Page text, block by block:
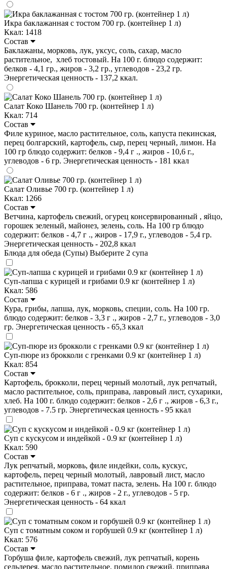
Икра баклажанная с тостом 700 гр. (контейнер 1 л)
Ккал: 1418
Состав
Баклажаны, морковь, лук, уксус, соль, сахар, масло
растительное, хлеб тостовый. На 100 г. блюдо содержит:
белков - 4,1 гр., жиров - 3,2 гр., углеводов - 23,2 гр.
Энергетическая ценность - 137,2 ккал.
Салат Коко Шанель 700 гр. (контейнер 1 л)
Ккал: 714
Состав
Филе куриное, масло растительное, соль, капуста пекинская,
перец болгарский, картофель, сыр, перец черный, лимон. На
100 гр блюдо содержит: белков - 9,4 г ., жиров - 10,6 г.,
углеводов - 6 гр. Энергетическая ценность - 181 ккал
Салат Оливье 700 гр. (контейнер 1 л)
Ккал: 1266
Состав
Ветчина, картофель свежий, огурец консервированный , яйцо,
горошек зеленый, майонез, зелень, соль. На 100 гр блюдо
содержит: белков - 4,7 г ., жиров - 17,9 г., углеводов - 5,4 гр.
Энергетическая ценность - 202,8 ккал
Блюда для обеда (Супы) Выберите 2 супа
Суп-лапша с курицей и грибами 0.9 кг (контейнер 1 л)
Ккал: 586
Состав
Кура, грибы, лапша, лук, морковь, специи, соль. На 100 гр.
блюдо содержит: белков - 3,3 г ., жиров - 2,7 г., углеводов - 3,0
гр. Энергетическая ценность - 65,3 ккал
Суп-пюре из брокколи с гренками 0.9 кг (контейнер 1 л)
Ккал: 854
Состав
Картофель, брокколи, перец черный молотый, лук репчатый,
масло растительное, соль, приправа, лавровый лист, сухарики,
хлеб. На 100 г. блюдо содержит: белков - 2,6 г ., жиров - 6,3 г.,
углеводов - 7.5 гр. Энергетическая ценность - 95 ккал
Суп с кускусом и индейкой - 0.9 кг (контейнер 1 л)
Ккал: 590
Состав
Лук репчатый, морковь, филе индейки, соль, кускус,
картофель, перец черный молотый, лавровый лист, масло
растительное, приправа, томат паста, зелень. На 100 г. блюдо
содержит: белков - 6 г ., жиров - 2 г., углеводов - 5 гр.
Энергетическая ценность - 64 ккал
Суп с томатным соком и горбушей 0.9 кг (контейнер 1 л)
Ккал: 576
Состав
Горбуша филе, картофель свежий, лук репчатый, корень
сельдерея, масло растительное, помидор свежий, приправа